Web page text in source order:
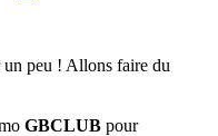
un peu ! Allons faire du
GBCLUB pour